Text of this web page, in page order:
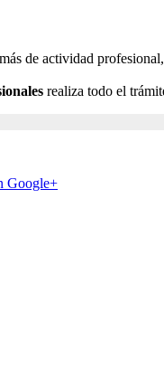
de actividad
realiza todo el
Google+